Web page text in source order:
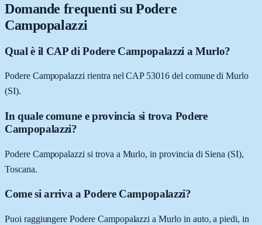
Domande frequenti su Podere
Campopalazzi
Qual è il CAP di Podere Campopalazzi a Murlo?
Podere Campopalazzi rientra nel CAP 53016 del comune di Murlo
(SI).
In quale comune e provincia si trova Podere
Campopalazzi?
Podere Campopalazzi si trova a Murlo, in provincia di Siena (SI),
Toscana.
Come si arriva a Podere Campopalazzi?
Puoi raggiungere Podere Campopalazzi a Murlo in auto, a piedi, in